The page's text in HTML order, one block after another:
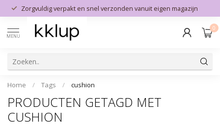
Zorgvuldig verpakt en snel verzonden vanuit eigen magazijn
MENU
0
Home / Tags / cushion
PRODUCTEN GETAGD MET
CUSHION